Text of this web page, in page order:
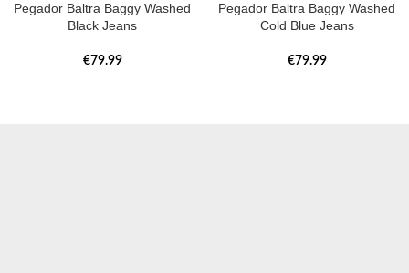
Pegador Baltra Baggy Washed
Black Jeans
€79.99
Pegador Baltra Baggy Washed
Cold Blue Jeans
€79.99